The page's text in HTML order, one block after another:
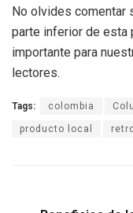
No olvides comentar
parte inferior de esta
importante para
lectores.
Tags: colombia
producto local